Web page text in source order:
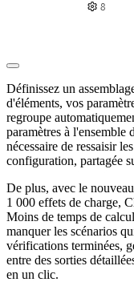
Définissez un
d'éléments, vos
regroupe
paramètres à
nécessaire de ressaisir
configuration, partagée
De plus, avec le
1 000 effets de charge,
Moins de temps de
manquer les scénarios
vérifications terminées,
entre des sorties
en un clic.